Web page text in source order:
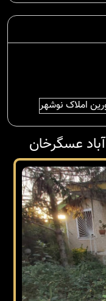
املاک نوشهر
عسگرخان